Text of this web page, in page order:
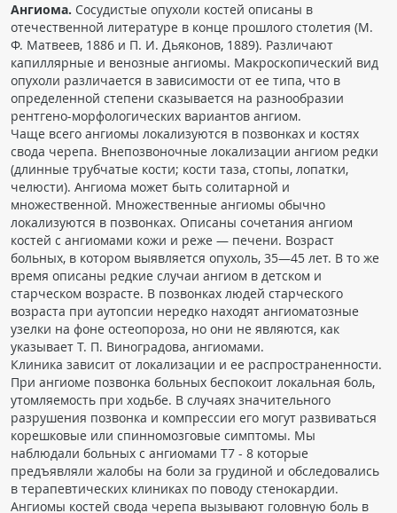
Ангиома. Сосудистые опухоли костей описаны в
отечественной литературе в конце прошлого столетия (М.
Ф. Матвеев, 1886 и П. И. Дьяконов, 1889). Различают
капиллярные и венозные ангиомы. Макроскопический вид
опухоли различается в зависимости от ее типа, что в
определенной степени сказывается на разнообразии
рентгено-морфологических вариантов ангиом.
Чаще всего ангиомы локализуются в позвонках и костях
свода черепа. Внепозвоночные локализации ангиом редки
(длинные трубчатые кости; кости таза, стопы, лопатки,
челюсти). Ангиома может быть солитарной и
множественной. Множественные ангиомы обычно
локализуются в позвонках. Описаны сочетания ангиом
костей с ангиомами кожи и реже — печени. Возраст
больных, в котором выявляется опухоль, 35—45 лет. В то же
время описаны редкие случаи ангиом в детском и
старческом возрасте. В позвонках людей старческого
возраста при аутопсии нередко находят ангиоматозные
узелки на фоне остеопороза, но они не являются, как
указывает Т. П. Виноградова, ангиомами.
Клиника зависит от локализации и ее распространенности.
При ангиоме позвонка больных беспокоит локальная боль,
утомляемость при ходьбе. В случаях значительного
разрушения позвонка и компрессии его могут развиваться
корешковые или спинномозговые симптомы. Мы
наблюдали больных с ангиомами Т7 - 8 которые
предъявляли жалобы на боли за грудиной и обследовались
в терапевтических клиниках по поводу стенокардии.
Ангиомы костей свода черепа вызывают головную боль в